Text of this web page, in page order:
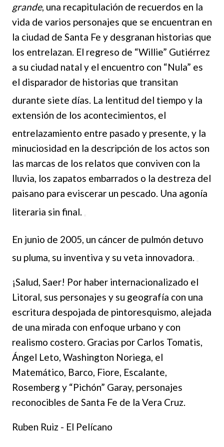
grande, una recapitulación de recuerdos en la
vida de varios personajes que se encuentran en
la ciudad de Santa Fe y desgranan historias que
los entrelazan. El regreso de “Willie” Gutiérrez
a su ciudad natal y el encuentro con “Nula” es
el disparador de historias que transitan
durante siete días. La lentitud del tiempo y la
extensión de los acontecimientos, el
entrelazamiento entre pasado y presente, y la
minuciosidad en la descripción de los actos son
las marcas de los relatos que conviven con la
lluvia, los zapatos embarrados o la destreza del
paisano para eviscerar un pescado. Una agonía
literaria sin final.
En junio de 2005, un cáncer de pulmón detuvo
su pluma, su inventiva y su veta innovadora.
¡Salud, Saer! Por haber internacionalizado el
Litoral, sus personajes y su geografía con una
escritura despojada de pintoresquismo, alejada
de una mirada con enfoque urbano y con
realismo costero. Gracias por Carlos Tomatis,
Ángel Leto, Washington Noriega, el
Matemático, Barco, Fiore, Escalante,
Rosemberg y “Pichón” Garay, personajes
reconocibles de Santa Fe de la Vera Cruz.
Ruben Ruiz - El Pelícano